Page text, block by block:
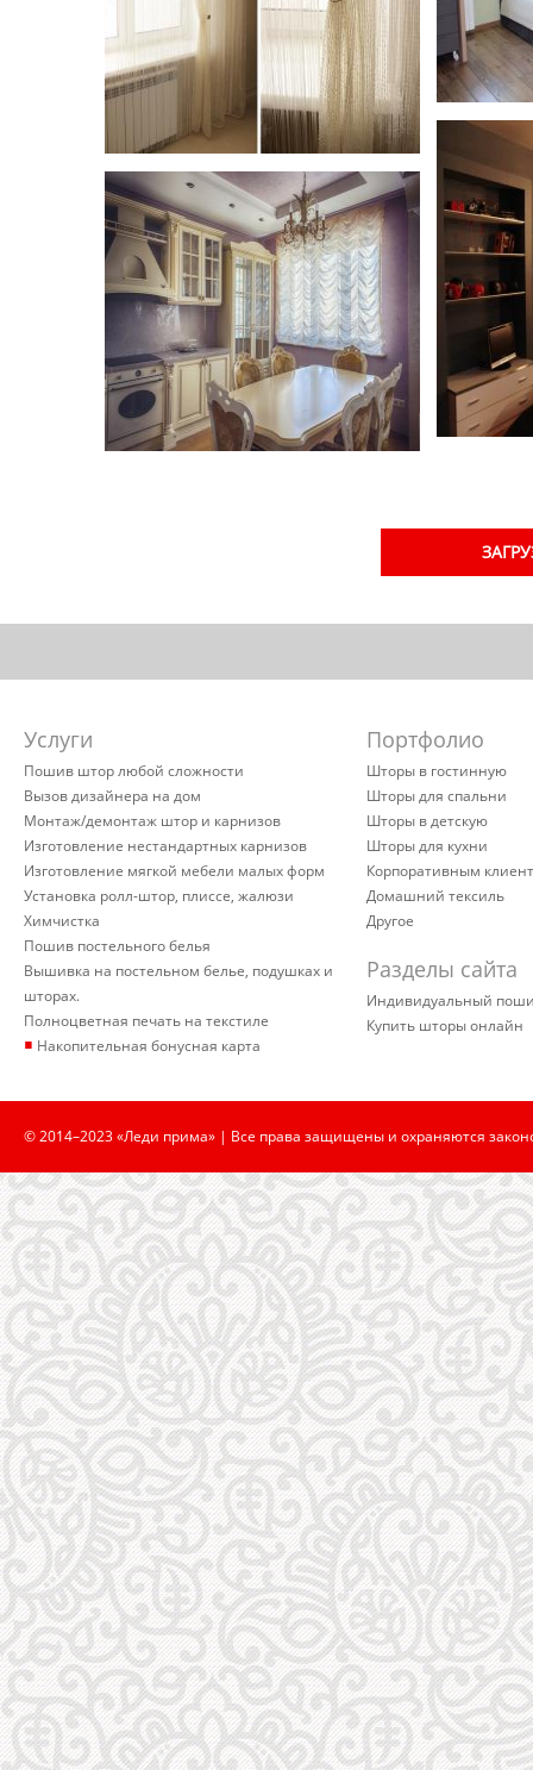
Услуги
Пошив штор любой сложности
Вызов дизайнера на дом
Монтаж/демонтаж штор и карнизов
Изготовление нестандартных карнизов
Изготовление мягкой мебели малых форм
Установка ролл-штор, плиссе, жалюзи
Химчистка
Пошив постельного белья
Вышивка на постельном белье, подушках и
шторах.
Полноцветная печать на текстиле
▪ Накопительная бонусная карта
Портфолио
Шторы в гостинную
Шторы для спальни
Шторы в детскую
Шторы для кухни
Корпоративным
Домашний тексиль
Другое
Разделы сайта
Индивидуальный
Купить шторы онлайн
© 2014–2023 «Леди прима» | Все права защищены и охраняются